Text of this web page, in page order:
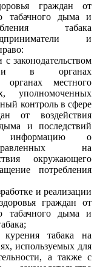
граждан от
табачного дыма и
табака
и
с законодательством
в органах
органах местного
уполномоченных
контроль в сфере
от воздействия
и последствий
информацию о
на
окружающего
потребления
и реализации
граждан от
табачного дыма и
курения табака на
используемых для
а также с